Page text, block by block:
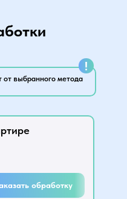
обработку
от выбранного метода
!